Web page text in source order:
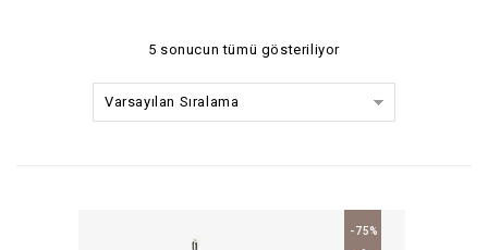
5 sonucun tümü gösteriliyor
Varsayılan Sıralama
-75%